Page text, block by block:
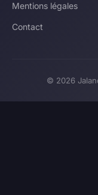
Mentions légales
Contact
© 2026